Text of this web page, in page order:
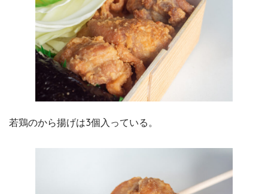
若鶏のから揚げは3個入っている。